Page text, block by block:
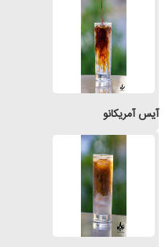
آیس آمریکانو